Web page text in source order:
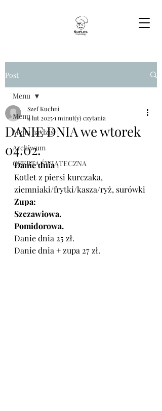
Post
Menu
Menu na dziś
Archiwum
OFERTA ŚWIĄTECZNA
Menu
DANIE DNIA we wtorek
04.02.
Szef Kuchni
4 lut 20251 minut(y) czytania
Danie dnia
Kotlet z piersi kurczaka,
ziemniaki/frytki/kasza/ryż, surówki
Zupa:
Szczawiowa.
Pomidorowa.
Danie dnia 25 zł.
Danie dnia + zupa 27 zł.